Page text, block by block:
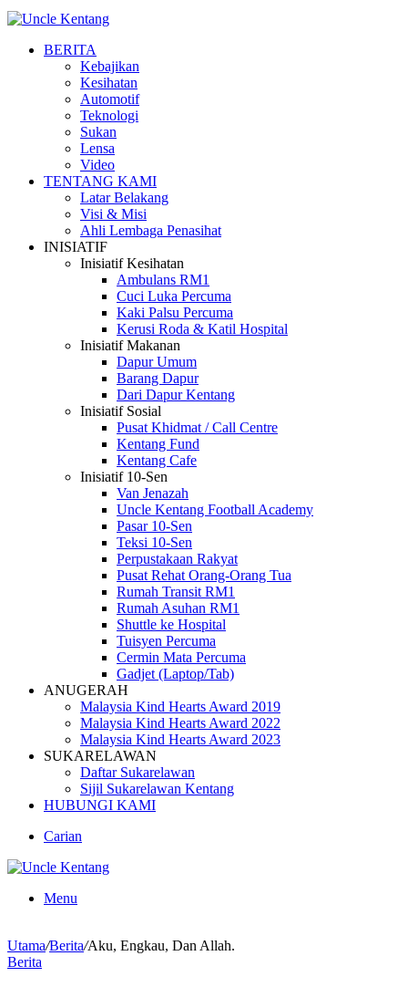
BERITA
Kebajikan
Kesihatan
Automotif
Teknologi
Sukan
Lensa
Video
TENTANG KAMI
Latar Belakang
Visi & Misi
Ahli Lembaga Penasihat
INISIATIF
Inisiatif Kesihatan
Ambulans RM1
Cuci Luka Percuma
Kaki Palsu Percuma
Kerusi Roda & Katil Hospital
Inisiatif Makanan
Dapur Umum
Barang Dapur
Dari Dapur Kentang
Inisiatif Sosial
Pusat Khidmat / Call Centre
Kentang Fund
Kentang Cafe
Inisiatif 10-Sen
Van Jenazah
Uncle Kentang Football Academy
Pasar 10-Sen
Teksi 10-Sen
Perpustakaan Rakyat
Pusat Rehat Orang-Orang Tua
Rumah Transit RM1
Rumah Asuhan RM1
Shuttle ke Hospital
Tuisyen Percuma
Cermin Mata Percuma
Gadjet (Laptop/Tab)
ANUGERAH
Malaysia Kind Hearts Award 2019
Malaysia Kind Hearts Award 2022
Malaysia Kind Hearts Award 2023
SUKARELAWAN
Daftar Sukarelawan
Sijil Sukarelawan Kentang
HUBUNGI KAMI
Carian
Menu
Utama/Berita/Aku, Engkau, Dan Allah.
Berita